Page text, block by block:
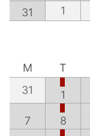
31
1
M
T
31
1
7 8